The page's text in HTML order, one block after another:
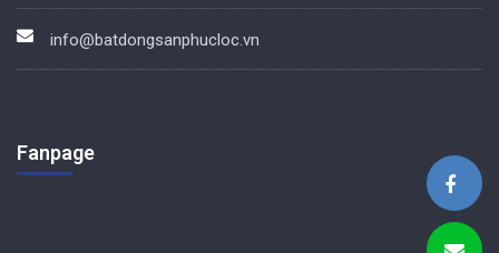
info@batdongsanphucloc.vn
Fanpage